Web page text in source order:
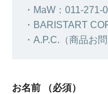
・MaW：011-271-
・BARISTART
・A.P.C.（商品お
お名前 （必須）